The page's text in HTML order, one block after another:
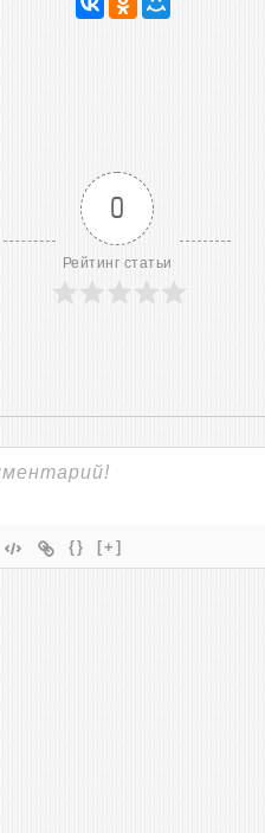
0
Рейтинг статьи
{} [+]